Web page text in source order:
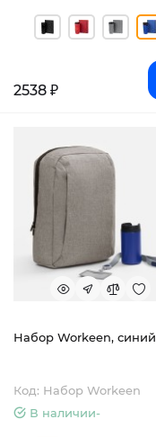
2538 ₽
Набор Workeen, синий
Код: Набор Workeen
В наличии-